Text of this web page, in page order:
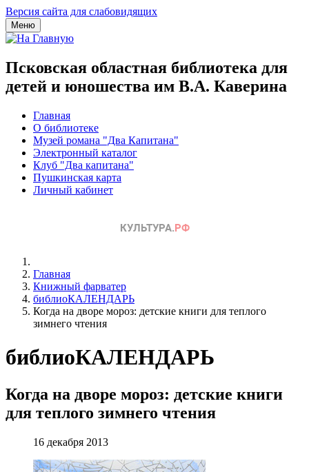
Версия сайта для слабовидящих
Меню
Псковская областная библиотека для
детей и юношества им В.А. Каверина
Главная
О библиотеке
Музей романа "Два Капитана"
Электронный каталог
Клуб "Два капитана"
Пушкинская карта
Личный кабинет
Главная
Книжный фарватер
библиоКАЛЕНДАРЬ
Когда на дворе мороз: детские книги для теплого
зимнего чтения
библиоКАЛЕНДАРЬ
Когда на дворе мороз: детские книги
для теплого зимнего чтения
16 декабря 2013